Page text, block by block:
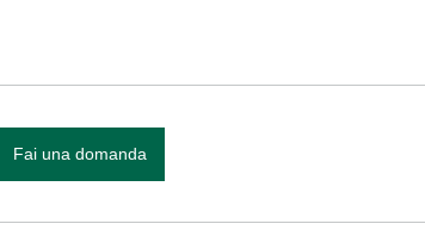
Fai una domanda